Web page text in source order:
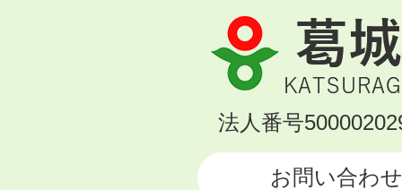
葛
城
市
KATSURAGI
法人番号
お問い合わせ